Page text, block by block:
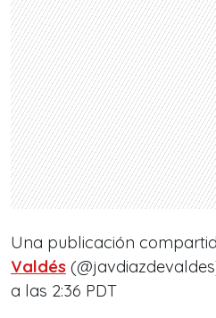
Una publicación
Valdés
a las 2:36 PDT